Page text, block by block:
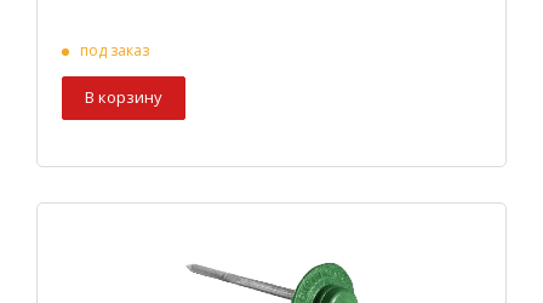
под заказ
В корзину